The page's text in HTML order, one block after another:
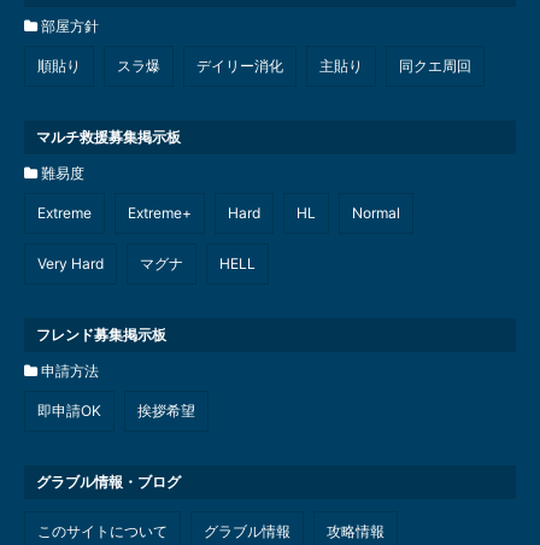
部屋方針
順貼り スラ爆 デイリー消化 主貼り 同クエ周回
マルチ救援募集掲示板
難易度
Extreme Extreme+ Hard HL Normal
Very Hard マグナ HELL
フレンド募集掲示板
申請方法
即申請OK 挨拶希望
グラブル情報・ブログ
このサイトについて グラブル情報 攻略情報